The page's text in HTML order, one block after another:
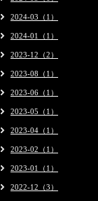
2024-03（1）
2024-01（1）
2023-12（2）
2023-08（1）
2023-06（1）
2023-05（1）
2023-04（1）
2023-02（1）
2023-01（1）
2022-12（3）